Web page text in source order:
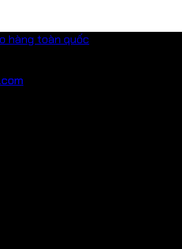
hàng toàn quốc